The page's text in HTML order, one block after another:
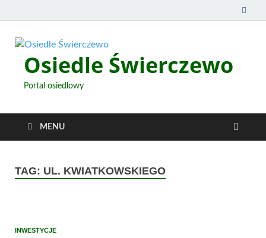
Osiedle Świerczewo
Portal osiedlowy
MENU
TAG: UL. KWIATKOWSKIEGO
INWESTYCJE